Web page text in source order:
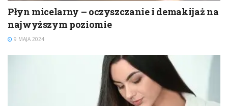
Płyn micelarny – oczyszczanie i demakijaż na
najwyższym poziomie
9 MAJA 2024